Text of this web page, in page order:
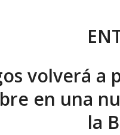
volverá a
en una
la